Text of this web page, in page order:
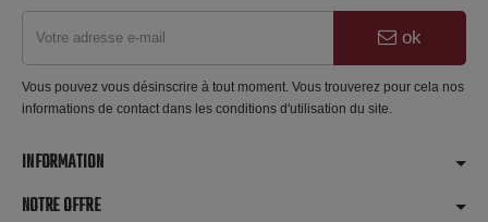
ok
Vous pouvez vous désinscrire à tout moment. Vous trouverez pour cela nos
informations de contact dans les conditions d'utilisation du site.
INFORMATION
NOTRE OFFRE